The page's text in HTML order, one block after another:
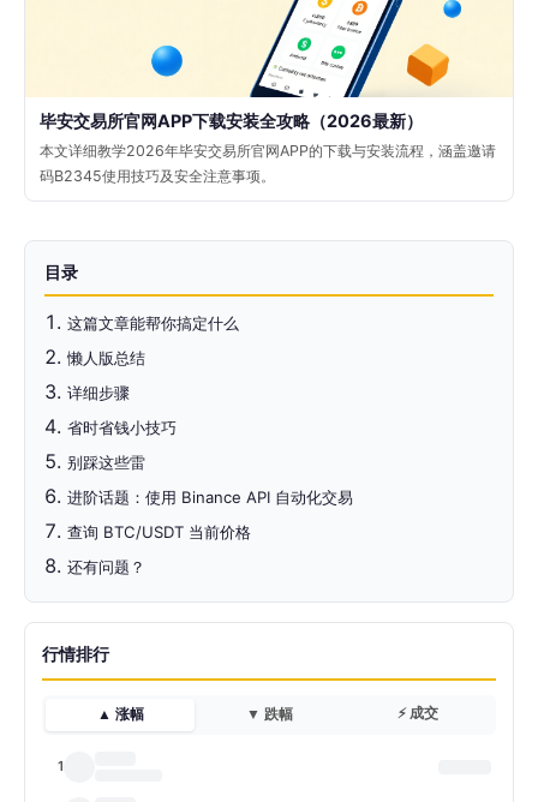
毕安交易所官网APP下载安装全攻略（2026最新）
本文详细教学2026年毕安交易所官网APP的下载与安装流程，涵盖邀请
码B2345使用技巧及安全注意事项。
目录
这篇文章能帮你搞定什么
懒人版总结
详细步骤
省时省钱小技巧
别踩这些雷
进阶话题：使用 Binance API 自动化交易
查询 BTC/USDT 当前价格
还有问题？
行情排行
▲ 涨幅 ▼ 跌幅 ⚡ 成交
1